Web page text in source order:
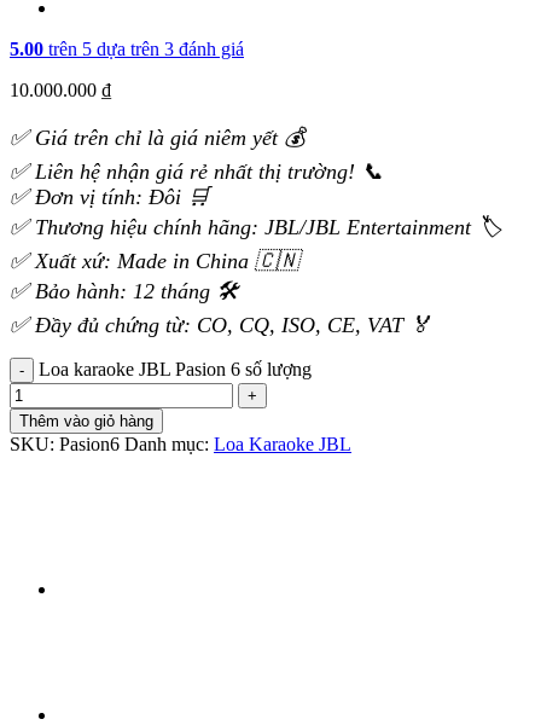
5.00 trên 5 dựa trên 3 đánh giá
10.000.000 ₫
✅ Giá trên chỉ là giá niêm yết 💰
✅ Liên hệ nhận giá rẻ nhất thị trường! 📞
✅ Đơn vị tính: Đôi 🛒
✅ Thương hiệu chính hãng: JBL/JBL Entertainment 🏷️
✅ Xuất xứ: Made in China 🇨🇳
✅ Bảo hành: 12 tháng 🛠️
✅ Đầy đủ chứng từ: CO, CQ, ISO, CE, VAT 🏅
Loa karaoke JBL Pasion 6 số lượng
Thêm vào giỏ hàng
SKU: Pasion6 Danh mục: Loa Karaoke JBL